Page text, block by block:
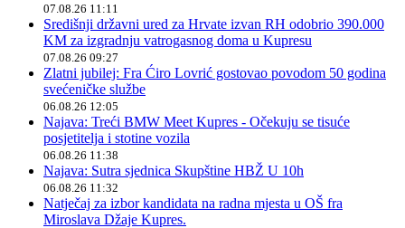
07.08.26 11:11
Središnji državni ured za Hrvate izvan RH odobrio 390.000
KM za izgradnju vatrogasnog doma u Kupresu
07.08.26 09:27
Zlatni jubilej: Fra Ćiro Lovrić gostovao povodom 50 godina
svećeničke službe
06.08.26 12:05
Najava: Treći BMW Meet Kupres - Očekuju se tisuće
posjetitelja i stotine vozila
06.08.26 11:38
Najava: Sutra sjednica Skupštine HBŽ U 10h
06.08.26 11:32
Natječaj za izbor kandidata na radna mjesta u OŠ fra
Miroslava Džaje Kupres.